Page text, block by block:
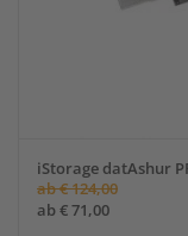
iStorage datAshur
ab€124,00
ab€71,00